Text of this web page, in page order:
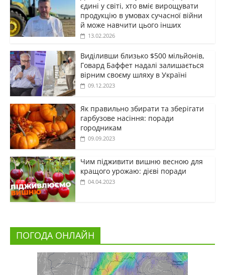
єдині у світі, хто вміє вирощувати
продукцію в умовах сучасної війни
й може навчити цього інших
13.02.2026
Виділивши близько $500 мільйонів,
Говард Баффет надалі залишається
вірним своєму шляху в Україні
09.12.2023
Як правильно збирати та зберігати
гарбузове насіння: поради
городникам
09.09.2023
Чим підживити вишню весною для
кращого урожаю: дієві поради
04.04.2023
ПОГОДА ОНЛАЙН